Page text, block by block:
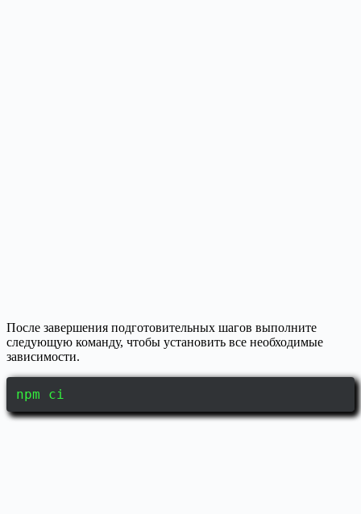
После завершения подготовительных шагов выполните
следующую команду, чтобы установить все необходимые
зависимости.
npm ci